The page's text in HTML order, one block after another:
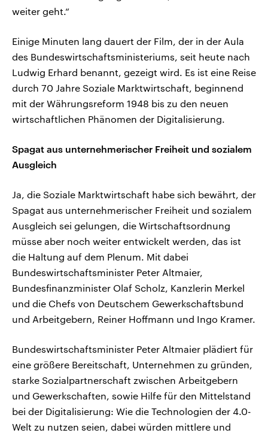
weiter geht.“
Einige Minuten lang dauert der Film, der in der Aula
des Bundeswirtschaftsministeriums, seit heute nach
Ludwig Erhard benannt, gezeigt wird. Es ist eine Reise
durch 70 Jahre Soziale Marktwirtschaft, beginnend
mit der Währungsreform 1948 bis zu den neuen
wirtschaftlichen Phänomen der Digitalisierung.
Spagat aus unternehmerischer Freiheit und sozialem
Ausgleich
Ja, die Soziale Marktwirtschaft habe sich bewährt, der
Spagat aus unternehmerischer Freiheit und sozialem
Ausgleich sei gelungen, die Wirtschaftsordnung
müsse aber noch weiter entwickelt werden, das ist
die Haltung auf dem Plenum. Mit dabei
Bundeswirtschaftsminister Peter Altmaier,
Bundesfinanzminister Olaf Scholz, Kanzlerin Merkel
und die Chefs von Deutschem Gewerkschaftsbund
und Arbeitgebern, Reiner Hoffmann und Ingo Kramer.
Bundeswirtschaftsminister Peter Altmaier plädiert für
eine größere Bereitschaft, Unternehmen zu gründen,
starke Sozialpartnerschaft zwischen Arbeitgebern
und Gewerkschaften, sowie Hilfe für den Mittelstand
bei der Digitalisierung: Wie die Technologien der 4.0-
Welt zu nutzen seien, dabei würden mittlere und